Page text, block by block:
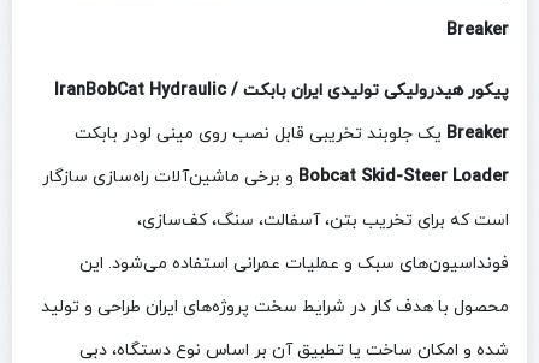
Breaker
پیکور هیدرولیکی تولیدی ایران بابکت / IranBobCat Hydraulic
Breaker یک جلوبند تخریبی قابل نصب روی مینی لودر بابکت
Bobcat Skid-Steer Loader و برخی ماشین‌آلات راه‌سازی سازگار
است که برای تخریب بتن، آسفالت، سنگ، کف‌سازی،
فونداسیون‌های سبک و عملیات عمرانی استفاده می‌شود. این
محصول با هدف کار در شرایط سخت پروژه‌های ایران طراحی و تولید
شده و امکان ساخت یا تطبیق آن بر اساس نوع دستگاه، دبی